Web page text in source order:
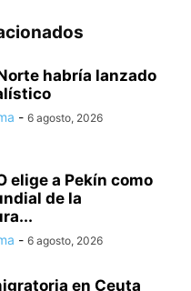
habría lanzado
- 6 agosto, 2026
elige a Pekín como
de la
- 6 agosto, 2026
en Ceuta